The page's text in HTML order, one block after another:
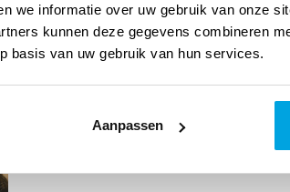
we informatie over uw gebruik van onze
kunnen deze gegevens combineren
basis van uw gebruik van hun services.
Aanpassen
Stem in de wind POD
Francine Rivers
Tijdens de belegering van Jeruzalem
jonge vrouw, Hadassah, gevangen